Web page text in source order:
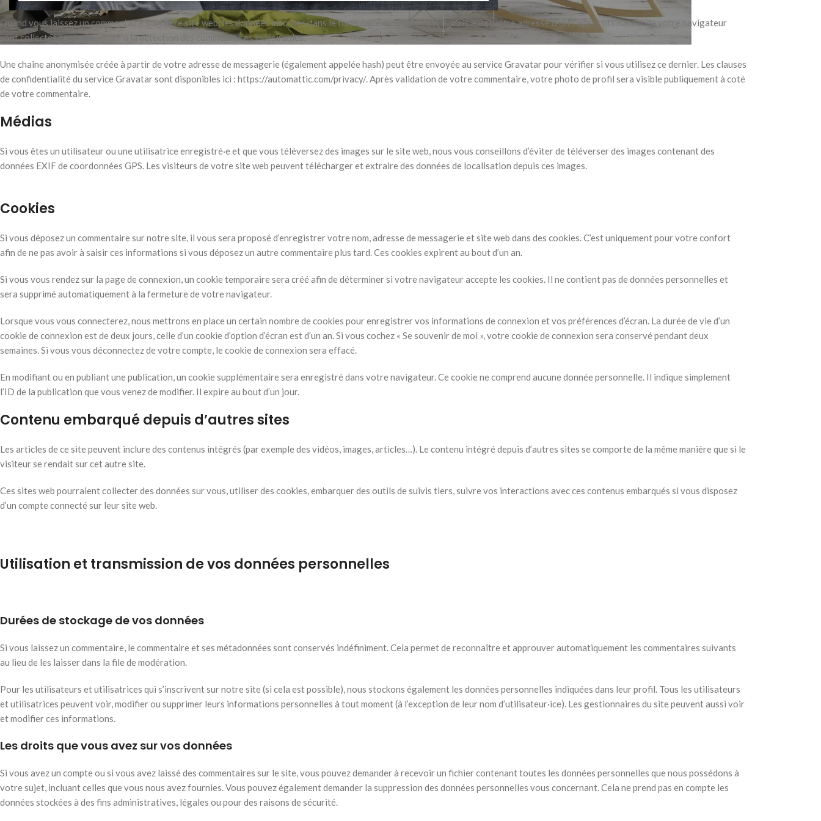
Quand vous laissez un commentaire sur notre site web, les données inscrites dans le formulaire de commentaire, mais aussi votre adresse IP et l’agent utilisateur de votre navigateur
sont collectés pour nous aider à la détection des commentaires indésirables.
Une chaîne anonymisée créée à partir de votre adresse de messagerie (également appelée hash) peut être envoyée au service Gravatar pour vérifier si vous utilisez ce dernier. Les clauses
de confidentialité du service Gravatar sont disponibles ici : https://automattic.com/privacy/. Après validation de votre commentaire, votre photo de profil sera visible publiquement à coté
de votre commentaire.
Médias
Si vous êtes un utilisateur ou une utilisatrice enregistré·e et que vous téléversez des images sur le site web, nous vous conseillons d’éviter de téléverser des images contenant des
données EXIF de coordonnées GPS. Les visiteurs de votre site web peuvent télécharger et extraire des données de localisation depuis ces images.
Cookies
Si vous déposez un commentaire sur notre site, il vous sera proposé d’enregistrer votre nom, adresse de messagerie et site web dans des cookies. C’est uniquement pour votre confort
afin de ne pas avoir à saisir ces informations si vous déposez un autre commentaire plus tard. Ces cookies expirent au bout d’un an.
Si vous vous rendez sur la page de connexion, un cookie temporaire sera créé afin de déterminer si votre navigateur accepte les cookies. Il ne contient pas de données personnelles et
sera supprimé automatiquement à la fermeture de votre navigateur.
Lorsque vous vous connecterez, nous mettrons en place un certain nombre de cookies pour enregistrer vos informations de connexion et vos préférences d’écran. La durée de vie d’un
cookie de connexion est de deux jours, celle d’un cookie d’option d’écran est d’un an. Si vous cochez « Se souvenir de moi », votre cookie de connexion sera conservé pendant deux
semaines. Si vous vous déconnectez de votre compte, le cookie de connexion sera effacé.
En modifiant ou en publiant une publication, un cookie supplémentaire sera enregistré dans votre navigateur. Ce cookie ne comprend aucune donnée personnelle. Il indique simplement
l’ID de la publication que vous venez de modifier. Il expire au bout d’un jour.
Contenu embarqué depuis d’autres sites
Les articles de ce site peuvent inclure des contenus intégrés (par exemple des vidéos, images, articles…). Le contenu intégré depuis d’autres sites se comporte de la même manière que si le
visiteur se rendait sur cet autre site.
Ces sites web pourraient collecter des données sur vous, utiliser des cookies, embarquer des outils de suivis tiers, suivre vos interactions avec ces contenus embarqués si vous disposez
d’un compte connecté sur leur site web.
Utilisation et transmission de vos données personnelles
Durées de stockage de vos données
Si vous laissez un commentaire, le commentaire et ses métadonnées sont conservés indéfiniment. Cela permet de reconnaître et approuver automatiquement les commentaires suivants
au lieu de les laisser dans la file de modération.
Pour les utilisateurs et utilisatrices qui s’inscrivent sur notre site (si cela est possible), nous stockons également les données personnelles indiquées dans leur profil. Tous les utilisateurs
et utilisatrices peuvent voir, modifier ou supprimer leurs informations personnelles à tout moment (à l’exception de leur nom d’utilisateur·ice). Les gestionnaires du site peuvent aussi voir
et modifier ces informations.
Les droits que vous avez sur vos données
Si vous avez un compte ou si vous avez laissé des commentaires sur le site, vous pouvez demander à recevoir un fichier contenant toutes les données personnelles que nous possédons à
votre sujet, incluant celles que vous nous avez fournies. Vous pouvez également demander la suppression des données personnelles vous concernant. Cela ne prend pas en compte les
données stockées à des fins administratives, légales ou pour des raisons de sécurité.